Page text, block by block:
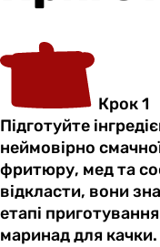
Крок 1
Підготуйте
неймовірно
фритюру, мед та
відкласти, вони
етапі
маринад для качки.